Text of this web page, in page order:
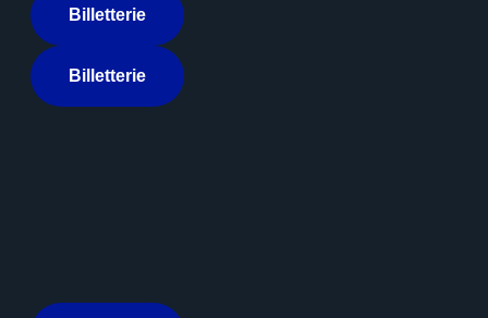
Billetterie
Billetterie